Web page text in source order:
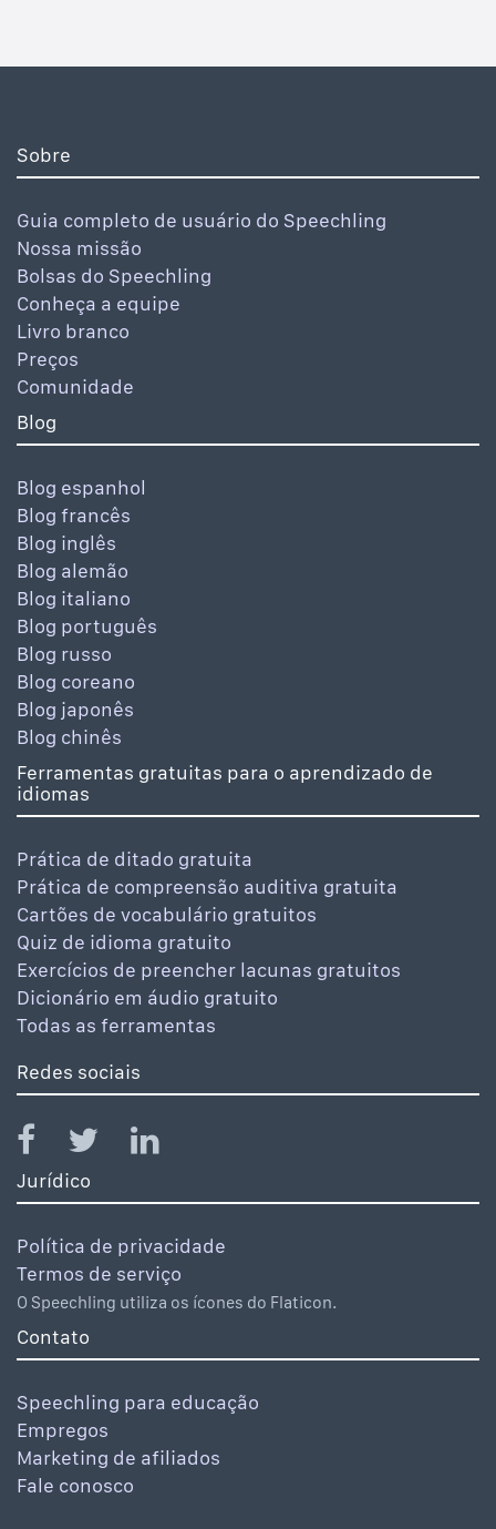
Sobre
Guia completo de usuário do Speechling
Nossa missão
Bolsas do Speechling
Conheça a equipe
Livro branco
Preços
Comunidade
Blog
Blog espanhol
Blog francês
Blog inglês
Blog alemão
Blog italiano
Blog português
Blog russo
Blog coreano
Blog japonês
Blog chinês
Ferramentas gratuitas para o aprendizado de
idiomas
Prática de ditado gratuita
Prática de compreensão auditiva gratuita
Cartões de vocabulário gratuitos
Quiz de idioma gratuito
Exercícios de preencher lacunas gratuitos
Dicionário em áudio gratuito
Todas as ferramentas
Redes sociais
Jurídico
Política de privacidade
Termos de serviço
O Speechling utiliza os ícones do Flaticon.
Contato
Speechling para educação
Empregos
Marketing de afiliados
Fale conosco